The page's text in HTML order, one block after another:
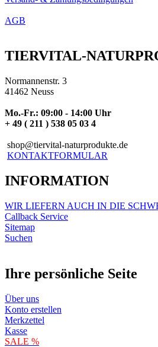
AGB
TIERVITAL-
Normannenstr. 3
41462 Neuss
Mo.-Fr.: 09:00 - 14:00 Uhr
+ 49 ( 211 ) 538 05 03 4
shop@tiervital-naturprodukte.de
KONTAKTFORMULAR
INFORMATION
WIR LIEFERN AUCH IN DIE
Callback Service
Sitemap
Suchen
Ihre persönliche Seite
Über uns
Konto erstellen
Merkzettel
Kasse
SALE %